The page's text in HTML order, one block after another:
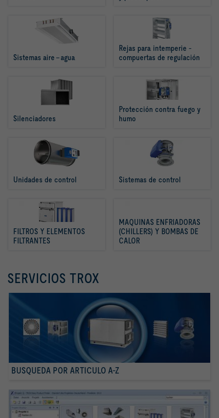
Sistemas aire - agua
Rejas para intemperie -
compuertas de regulación
Silenciadores
Protección contra fuego y
humo
Unidades de control Sistemas de control
FILTROS Y ELEMENTOS
FILTRANTES
MAQUINAS ENFRIADORAS
(CHILLERS) Y BOMBAS DE
CALOR
SERVICIOS TROX
BUSQUEDA POR ARTICULO A-Z